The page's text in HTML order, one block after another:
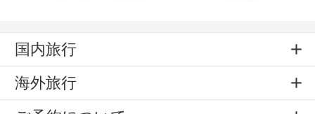
国内旅行
海外旅行